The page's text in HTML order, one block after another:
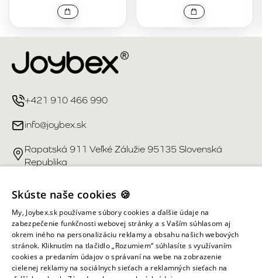
+421 910 466 990
info@joybex.sk
Rapatská 911 Veľké Zálužie 95135 Slovenská
Republika
Užitočné odkazy
Účet
Informácie obchodu
Skúste naše cookies 🍪
My, Joybex.sk používame súbory cookies a ďalšie údaje na
zabezpečenie funkčnosti webovej stránky a s Vaším súhlasom aj
okrem iného na personalizáciu reklamy a obsahu našich webových
stránok. Kliknutím na tlačidlo „Rozumiem“ súhlasíte s využívaním
cookies a predaním údajov o správaní na webe na zobrazenie
cielenej reklamy na sociálnych sieťach a reklamných sieťach na